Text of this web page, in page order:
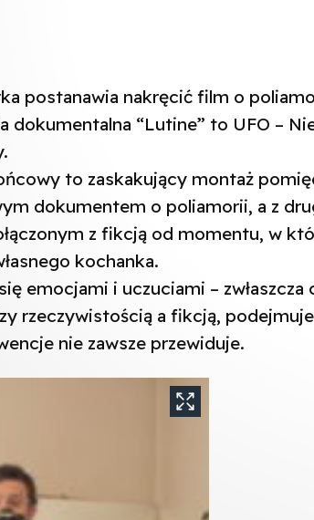
postanawia nakręcić film o
dokumentalna “Lutine” to UFO –
to zaskakujący montaż
dokumentem o poliamorii, a z
z fikcją od momentu, w
kochanka.
emocjami i uczuciami –
rzeczywistością a fikcją,
nie zawsze przewiduje.